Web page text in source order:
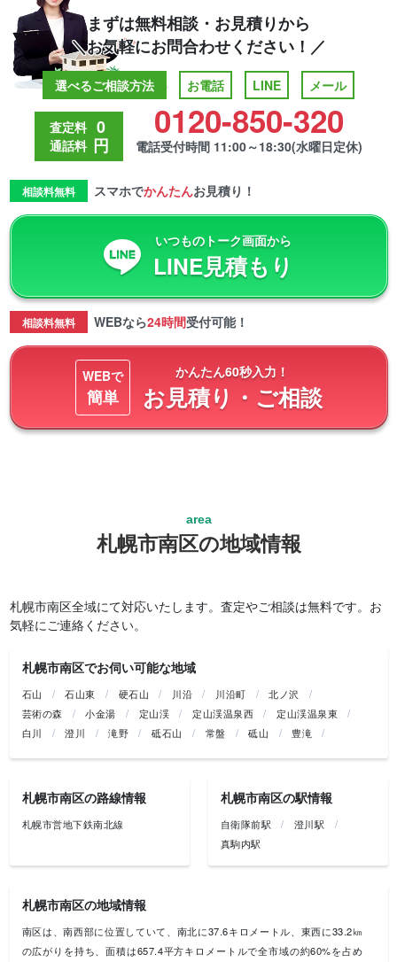
まずは無料相談・お見積りから
＼お気軽にお問合わせください！／
選べるご相談方法 お電話 LINE メール
査定料
通話料
0
円
0120-850-320
電話受付時間 11:00～18:30(水曜日定休)
相談料無料 スマホでかんたんお見積り！
いつものトーク画面から
LINE見積もり
相談料無料 WEBなら24時間受付可能！
WEBで
簡単
かんたん60秒入力！
お見積り・ご相談
札幌市南区の地域情報
札幌市南区全域にて対応いたします。 査定やご相談は無料です。お
気軽にご連絡ください。
札幌市南区でお伺い可能な地域
石山
石山東 硬石山 川沿 川沿町
北ノ沢
芸術の森
小金湯 定山渓 定山渓温泉西
定山渓温泉東
白川
澄川 滝野 砥石山 常盤 砥山
豊滝
真駒内東町
真駒内本町 真駒内南町
簾舞
札幌市南区の路線情報
札幌市営地下鉄南北線
札幌市南区の駅情報
自衛隊前駅
澄川駅
真駒内駅
札幌市南区の地域情報
南区は、南西部に位置していて、南北に37.6キロメートル、東西に33.2㎞
の広がりを持ち、面積は657.4平方キロメートルで全市域の約60%を占め